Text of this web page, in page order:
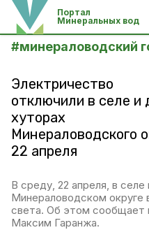
Портал
Минеральных вод
#минераловодский
Электричество
отключили в селе и
хуторах
Минераловодского
22 апреля
В среду, 22 апреля, в селе
Минераловодском округе
света. Об этом сообщает
Максим Гаранжа.